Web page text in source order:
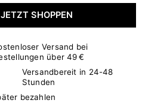
JETZT SHOPPEN
Versand bei
über 49 €
Versandbereit in 24-48
Stunden
bezahlen